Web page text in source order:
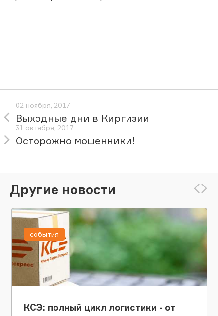
02 ноября, 2017
Выходные дни в Киргизии
31 октября, 2017
Осторожно мошенники!
Другие новости
КСЭ: полный цикл логистики - от
события